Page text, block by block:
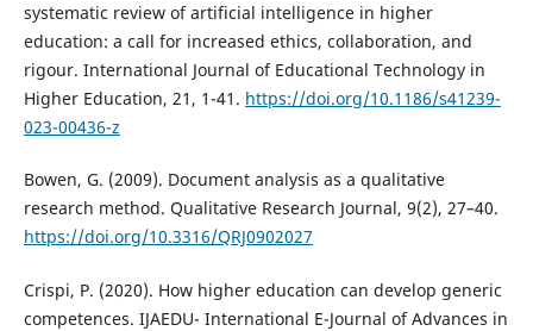
systematic review of artificial intelligence in higher
education: a call for increased ethics, collaboration, and
rigour. International Journal of Educational Technology in
Higher Education, 21, 1-41. https://doi.org/10.1186/s41239-
023-00436-z
Bowen, G. (2009). Document analysis as a qualitative
research method. Qualitative Research Journal, 9(2), 27–40.
https://doi.org/10.3316/QRJ0902027
Crispi, P. (2020). How higher education can develop generic
competences. IJAEDU- International E-Journal of Advances in